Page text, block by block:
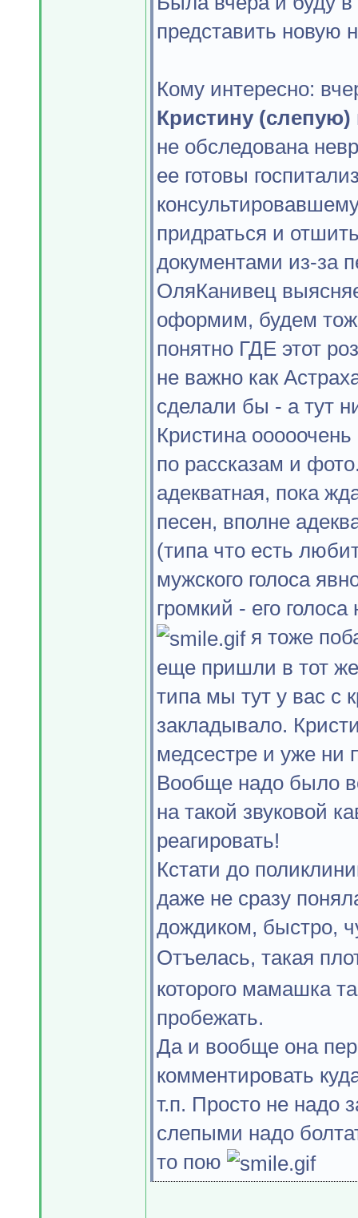
представить новую
Кому интересно:
Кристину (слепую)
не обследована
ее готовы
придраться и
документами из-за
ОляКанивец
оформим, будем
понятно ГДЕ этот
не важно как
сделали бы - а тут
Кристина
по рассказам и
адекватная, пока
песен, вполне
(типа что есть
мужского голоса
громкий - его
я тоже
еще пришли в тот
типа мы тут у вас с
закладывало.
медсестре и уже ни
Вообще надо было
на такой звуковой
реагировать!
Кстати до
даже не сразу
дождиком, быстро,
Отъелась, такая
которого мамашка
пробежать.
Да и вообще она
комментировать
т.п. Просто не надо
слепыми надо
то пою